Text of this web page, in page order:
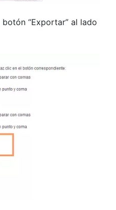
“Exportar” al lado